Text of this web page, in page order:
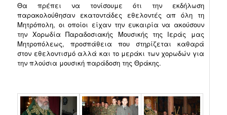
Θα πρέπει να τονίσουμε ότι την εκδήλωση
παρακολούθησαν εκατοντάδες εθελοντές απ όλη τη
Μητρόπολη, οι οποίοι είχαν την ευκαιρία να ακούσουν
την Χορωδία Παραδοσιακής Μουσικής της Ιεράς μας
Μητροπόλεως, προσπάθεια που στηρίζεται καθαρά
στον εθελοντισμό αλλά και το μεράκι των χορωδών για
την πλούσια μουσική παράδοση της Θράκης.